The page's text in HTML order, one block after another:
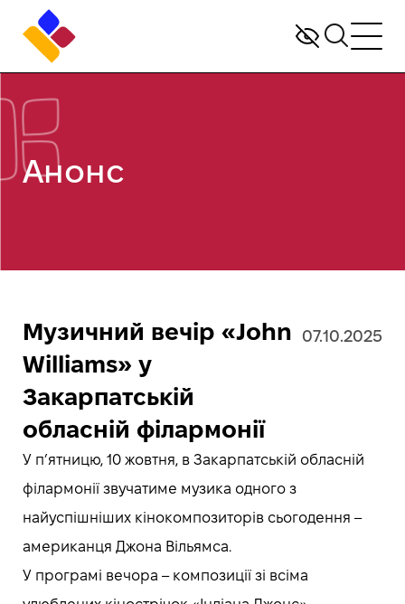
Анонс
Музичний вечір «John
Williams» у
Закарпатській
обласній філармонії
07.10.2025
У п’ятницю, 10 жовтня, в Закарпатській обласній
філармонії звучатиме музика одного з
найуспішніших кінокомпозиторів сьогодення –
американця Джона Вільямса.
У програмі вечора – композиції зі всіма